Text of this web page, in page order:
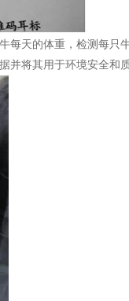
每天的体重，检测每只
并将其用于环境安全和